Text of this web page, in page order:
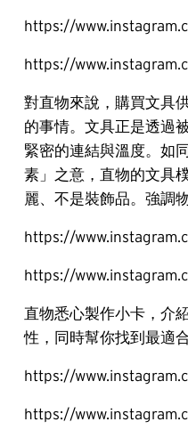
https://
https://
對直物來說，購買文具
的事情。文具正是透過
緊密的連結與溫度。如
素」之意，直物的文具
麗、不是裝飾品。強調
https://
https://
直物悉心製作小卡，介
性，同時幫你找到最適
https://
https://